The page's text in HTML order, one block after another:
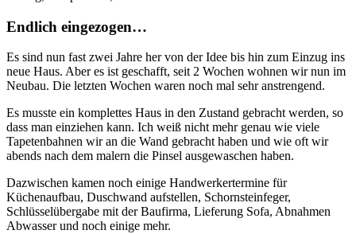
Endlich eingezogen…
Es sind nun fast zwei Jahre her von der Idee bis hin zum Einzug ins
neue Haus. Aber es ist geschafft, seit 2 Wochen wohnen wir nun im
Neubau. Die letzten Wochen waren noch mal sehr anstrengend.
Es musste ein komplettes Haus in den Zustand gebracht werden, so
dass man einziehen kann. Ich weiß nicht mehr genau wie viele
Tapetenbahnen wir an die Wand gebracht haben und wie oft wir
abends nach dem malern die Pinsel ausgewaschen haben.
Dazwischen kamen noch einige Handwerkertermine für
Küchenaufbau, Duschwand aufstellen, Schornsteinfeger,
Schlüsselübergabe mit der Baufirma, Lieferung Sofa, Abnahmen
Abwasser und noch einige mehr.